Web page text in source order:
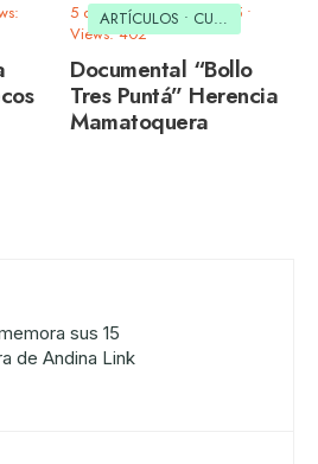
CULTURAL • MEDIO AMBIENTE
ARTÍCULOS • CULTURAL
5 de septiembre de 2025 •
Views: 402
Documental “Bollo
Tres Puntá” Herencia
Mamatoquera
sus 15
de Andina Link